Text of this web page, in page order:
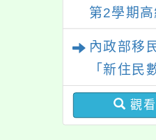
「親密關
「祖孫樂
件活動」
第2學期
內政部移
「新住民
畫」免費
觀